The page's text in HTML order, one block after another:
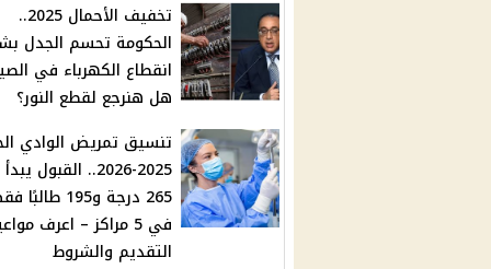
تخفيف الأحمال 2025..
الحكومة تحسم الجدل
انقطاع الكهرباء في
هل هنرجع لقطع النور؟
تنسيق تمريض الوادي
2025-2026.. القبول
265 درجة و195
في 5 مراكز – اعرف
التقديم والشروط